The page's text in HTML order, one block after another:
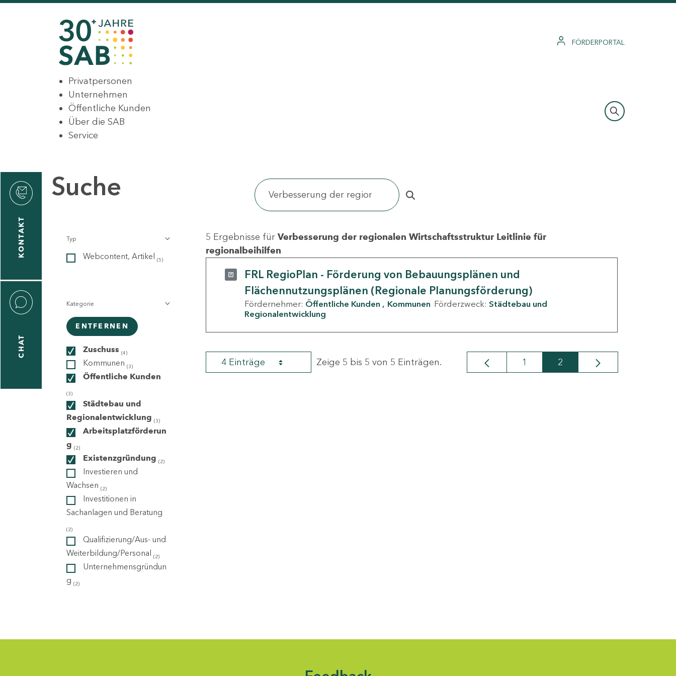
FÖRDERPORTAL
Privatpersonen
Unternehmen
Öffentliche Kunden
Über die SAB
Service
KONTAKT
CHAT
Suche
Typ
Webcontent, Artikel (5)
Kategorie
ENTFERNEN
Zuschuss (4)
Kommunen (3)
Öffentliche Kunden
(3)
Städtebau und
Regionalentwicklung (3)
Arbeitsplatzförderun
g (2)
Existenzgründung (2)
Investieren und
Wachsen (2)
Investitionen in
Sachanlagen und Beratung
(2)
Qualifizierung/Aus- und
Weiterbildung/Personal (2)
Unternehmensgründun
g (2)
5 Ergebnisse für Verbesserung der regionalen Wirtschaftsstruktur Leitlinie für
regionalbeihilfen
FRL RegioPlan - Förderung von Bebauungsplänen und
Flächennutzungsplänen (Regionale Planungsförderung)
Fördernehmer: Öffentliche Kunden Kommunen Förderzweck: Städtebau und
Regionalentwicklung
4 Einträge Zeige 5 bis 5 von 5 Einträgen. Seite
1 Seite
2